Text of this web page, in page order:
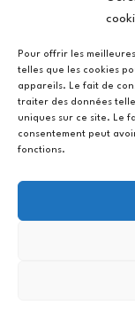
Pour offrir les
telles que les cookies
appareils. Le fait de
traiter des données
uniques sur ce site. Le
consentement peut
fonctions.
Politique de